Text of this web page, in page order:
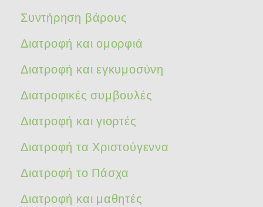
Συντήρηση βάρους
Διατροφή και ομορφιά
Διατροφή και εγκυμοσύνη
Διατροφικές συμβουλές
Διατροφή και γιορτές
Διατροφή τα Χριστούγεννα
Διατροφή το Πάσχα
Διατροφή και μαθητές